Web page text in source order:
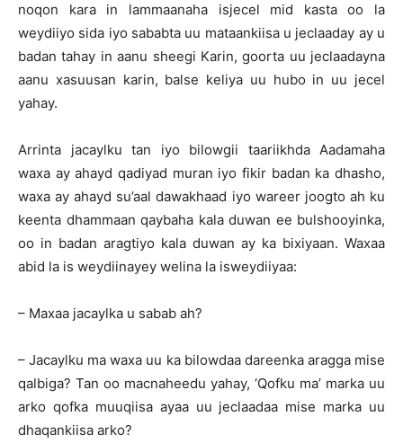
noqon kara in lammaanaha isjecel mid kasta oo la
weydiiyo sida iyo sababta uu mataankiisa u jeclaaday ay u
badan tahay in aanu sheegi Karin, goorta uu jeclaadayna
aanu xasuusan karin, balse keliya uu hubo in uu jecel
yahay.
Arrinta jacaylku tan iyo bilowgii taariikhda Aadamaha
waxa ay ahayd qadiyad muran iyo fikir badan ka dhasho,
waxa ay ahayd su’aal dawakhaad iyo wareer joogto ah ku
keenta dhammaan qaybaha kala duwan ee bulshooyinka,
oo in badan aragtiyo kala duwan ay ka bixiyaan. Waxaa
abid la is weydiinayey welina la isweydiiyaa:
– Maxaa jacaylka u sabab ah?
– Jacaylku ma waxa uu ka bilowdaa dareenka aragga mise
qalbiga? Tan oo macnaheedu yahay, ‘Qofku ma’ marka uu
arko qofka muuqiisa ayaa uu jeclaadaa mise marka uu
dhaqankiisa arko?